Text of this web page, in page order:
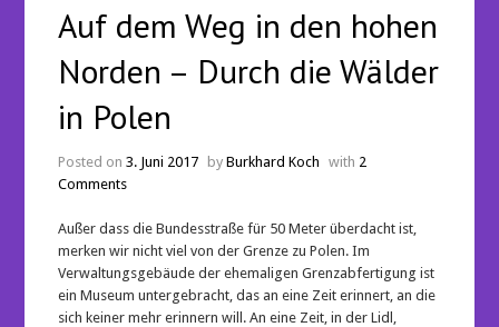
Auf dem Weg in den hohen
Norden – Durch die Wälder
in Polen
Posted on3. Juni 2017 byBurkhard Koch with 2
Comments
Außer dass die Bundesstraße für 50 Meter überdacht ist,
merken wir nicht viel von der Grenze zu Polen. Im
Verwaltungsgebäude der ehemaligen Grenzabfertigung ist
ein Museum untergebracht, das an eine Zeit erinnert, an die
sich keiner mehr erinnern will. An eine Zeit, in der Lidl,